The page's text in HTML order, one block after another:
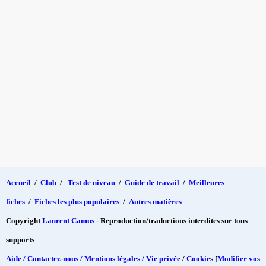
Accueil / Club / Test de niveau / Guide de travail / Meilleures
fiches / Fiches les plus populaires / Autres matières
CopyrightLaurent Camus - Reproduction/traductions interdites sur tous
supports
Aide / Contactez-nous / Mentions légales / Vie privée / Cookies [Modifier vos